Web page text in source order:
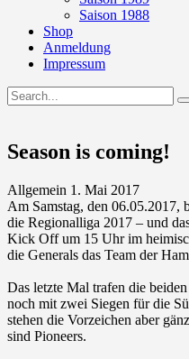
Saison 1988
Shop
Anmeldung
Impressum
Season is coming!
Allgemein 1. Mai 2017
Am Samstag, den 06.05.2017,
die Regionalliga 2017 – und
Kick Off um 15 Uhr im
die Generals das Team der
Das letzte Mal trafen die
noch mit zwei Siegen für die
stehen die Vorzeichen aber
sind Pioneers.